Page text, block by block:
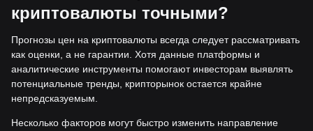
криптовалюты точными?
Прогнозы цен на криптовалюты всегда следует рассматривать
как оценки, а не гарантии. Хотя данные платформы и
аналитические инструменты помогают инвесторам выявлять
потенциальные тренды, крипторынок остается крайне
непредсказуемым.
Несколько факторов могут быстро изменить направление